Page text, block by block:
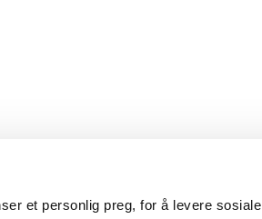
et personlig preg, for å levere sosiale